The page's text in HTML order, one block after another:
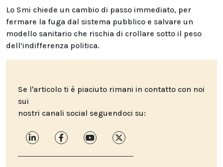
Lo Smi chiede un cambio di passo immediato, per
fermare la fuga dal sistema pubblico e salvare un
modello sanitario che rischia di crollare sotto il peso
dell’indifferenza politica.
Se l'articolo ti è piaciuto rimani in contatto con noi
sui
nostri canali social seguendoci su: